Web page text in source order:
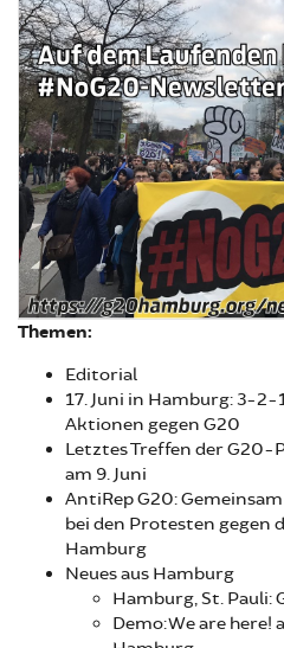
Themen:
Editorial
17. Juni in Hamburg: 3-2-
Aktionen gegen G20
Letztes Treffen der
am 9. Juni
AntiRep G20:
bei den Protesten gegen
Hamburg
Neues aus Hamburg
Hamburg, St. Pauli:
Demo: We are here!